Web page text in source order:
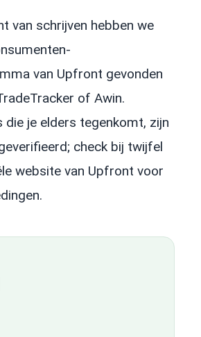
van schrijven hebben we
van Upfront gevonden
of Awin.
die je elders tegenkomt, zijn
check bij twijfel
website van Upfront voor